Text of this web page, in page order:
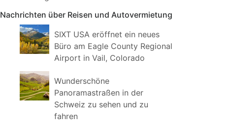
Nachrichten über Reisen und Autovermietung
SIXT USA eröffnet ein neues
Büro am Eagle County Regional
Airport in Vail, Colorado
Wunderschöne
Panoramastraßen in der
Schweiz zu sehen und zu
fahren